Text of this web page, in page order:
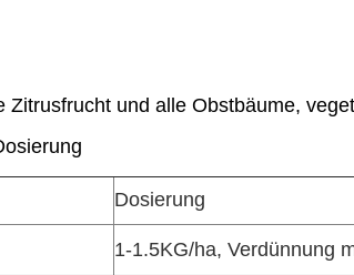
Zitrusfrucht und alle Obstbäume,
Dosierung
1-1.5KG/ha, Verdünnung